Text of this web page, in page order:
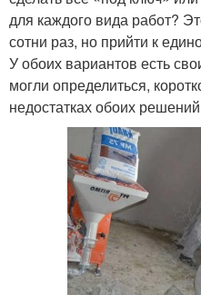
для каждого вида работ?
сотни раз, но прийти к
У обоих вариантов есть
могли определиться,
недостатках обоих